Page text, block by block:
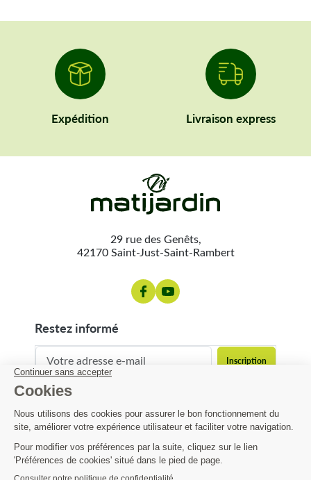
Expédition Livraison express
29 rue des Genêts,
42170 Saint-Just-Saint-Rambert
restez informé
contact@matijardin.fr 04 81 120 120
Matijardin